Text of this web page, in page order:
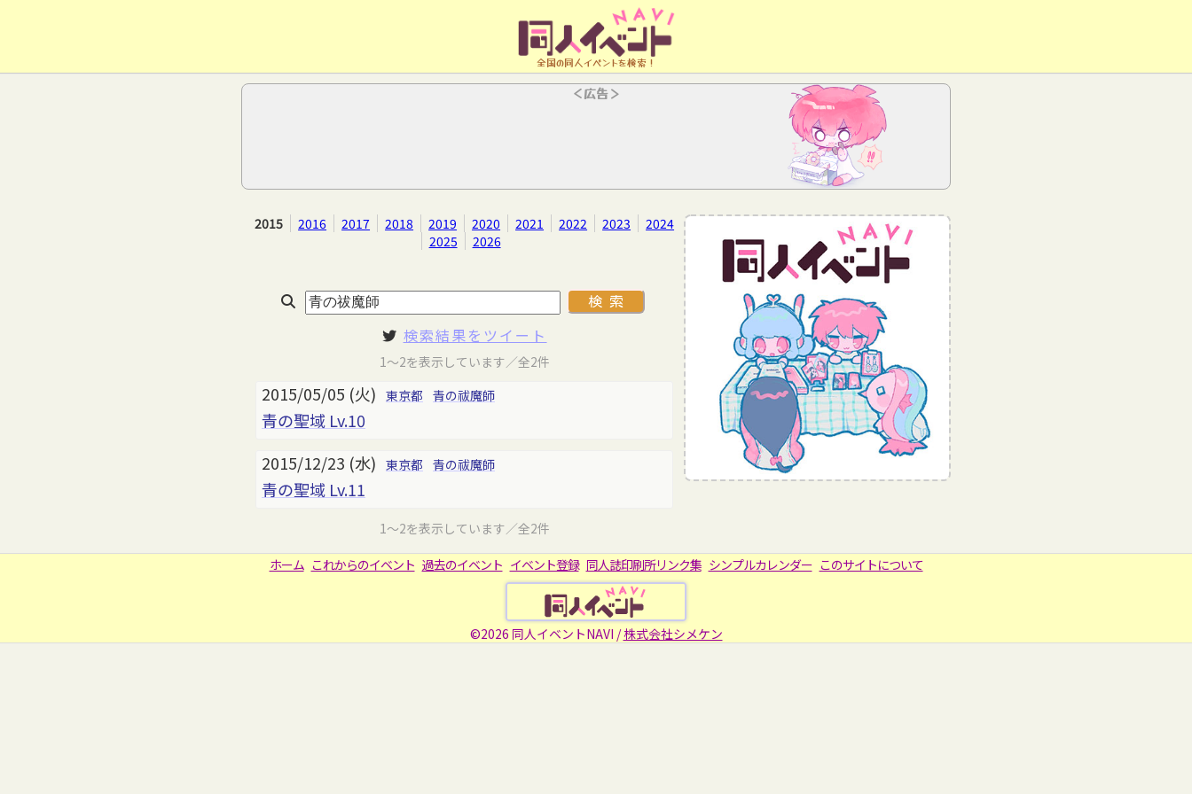
全国の同人イベントを検索！
＜広告＞
2015 2016 2017 2018 2019 2020 2021 2022 2023
2024
2025
2026
検索結果をツイート
1～2を表示しています／全2件
2015/05/05 (火) 東京都 青の祓魔師
青の聖域 Lv.10
2015/12/23 (水) 東京都 青の祓魔師
青の聖域 Lv.11
1～2を表示しています／全2件
ホーム これからのイベント 過去のイベント イベント登録 同人誌印刷所リンク集 シンプルカレンダー このサイトについて
©2026 同人イベントNAVI /株式会社シメケン